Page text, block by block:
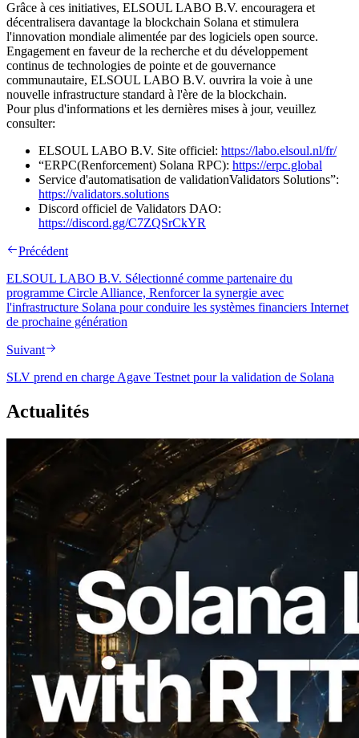
Grâce à ces initiatives, ELSOUL LABO B.V. encouragera et
décentralisera davantage la blockchain Solana et stimulera
l'innovation mondiale alimentée par des logiciels open source.
Engagement en faveur de la recherche et du développement
continus de technologies de pointe et de gouvernance
communautaire, ELSOUL LABO B.V. ouvrira la voie à une
nouvelle infrastructure standard à l'ère de la blockchain.
Pour plus d'informations et les dernières mises à jour, veuillez
consulter:
ELSOUL LABO B.V. Site officiel: https://labo.elsoul.nl/fr/
“ERPC(Renforcement) Solana RPC): https://erpc.global
Service d'automatisation de validationValidators Solutions”:
https://validators.solutions
Discord officiel de Validators DAO:
https://discord.gg/C7ZQSrCkYR
Précédent
ELSOUL LABO B.V. Sélectionné comme partenaire du
programme Circle Alliance, Renforcer la synergie avec
l'infrastructure Solana pour conduire les systèmes financiers Internet
de prochaine génération
Suivant
SLV prend en charge Agave Testnet pour la validation de Solana
Actualités
2026.08.05
ERPC étend l’API Solana Leader Slot
avec la mesure du ping depuis 7 régions
du monde — l’API Validators
Information est également lancée